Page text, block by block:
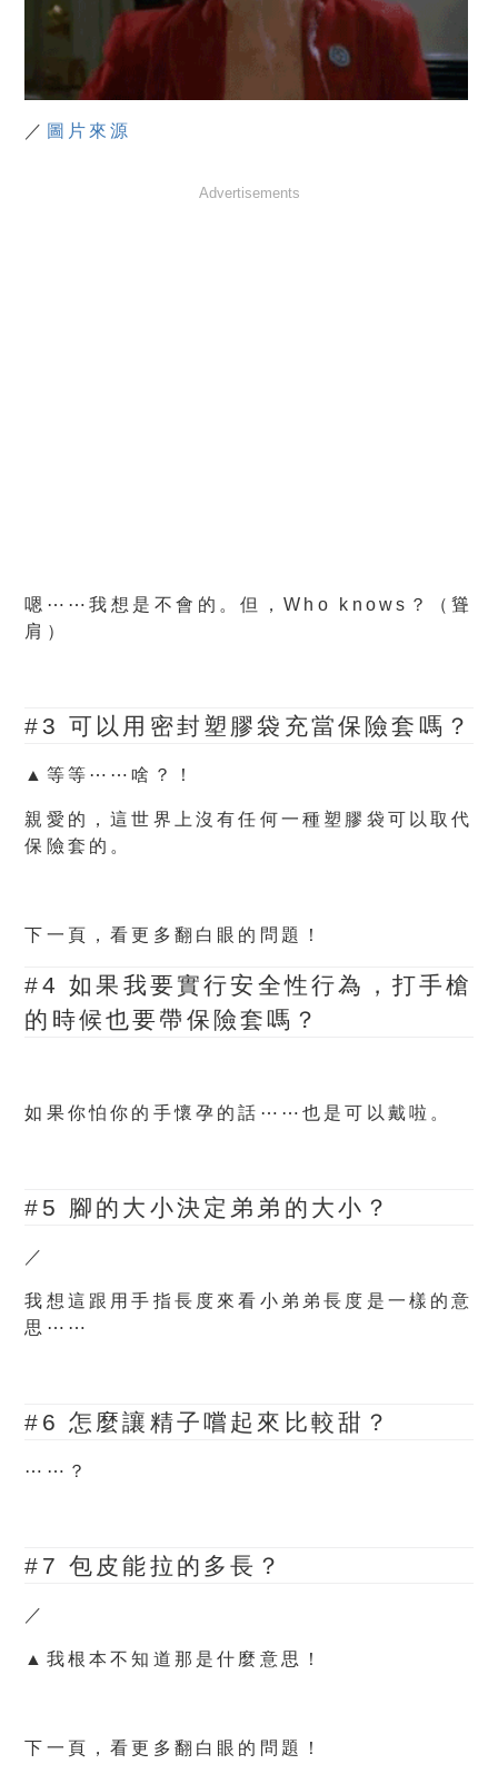
／ 圖片來源
Advertisements
嗯⋯⋯我想是不會的。但，Who knows？
（聳
肩）
#3 可以用密封塑膠袋充當保險套嗎？
▲等等⋯⋯啥？！
親愛的，這世界上沒有任何一種塑膠袋可以取代
保險套的。
下一頁，看更多翻白眼的問題！
#4 如果我要實行安全性行為，打手槍
的時候也要帶保險套嗎？
如果你怕你的手懷孕的話⋯⋯也是可以戴啦。
#5 腳的大小決定弟弟的大小？
／
我想這跟用手指長度來看小弟弟長度是一樣的意
思⋯⋯
#6 怎麼讓精子嚐起來比較甜？
⋯⋯？
#7 包皮能拉的多長？
／
▲我根本不知道那是什麼意思！
下一頁，看更多翻白眼的問題！